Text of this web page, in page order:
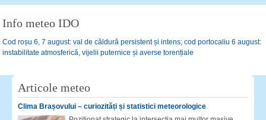
Info meteo IDO
Cod roșu 6, 7 august: val de căldură persistent și intens; cod portocaliu 6 august:
instabilitate atmosferică, vijelii puternice și averse torențiale
Articole meteo
Clima Brașovului – curiozități și statistici meteorologice